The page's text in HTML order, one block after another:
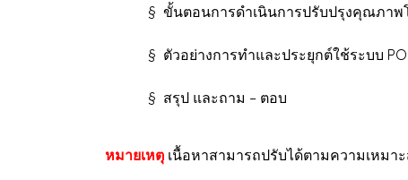
§ ขั้นตอนการดำเนินการปรับปรุงคุณภาพโด
§ ตัวอย่างการทำและประยุกต์ใช้ระบบ
§ สรุป และถาม – ตอบ
หมายเหตุ เนื้อหาสามารถปรับได้ตามความเหมา